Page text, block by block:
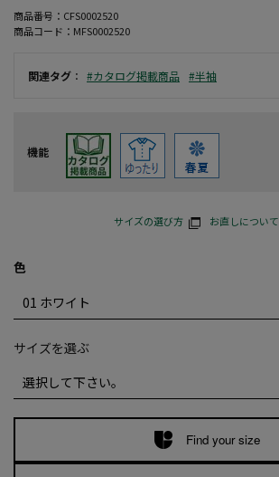
商品番号： CFS0002520
商品コード： MFS0002520
関連タグ ： #カタログ掲載商品 #半袖
機能
サイズの選び方 お直しについて
色
サイズを選ぶ
Find your size